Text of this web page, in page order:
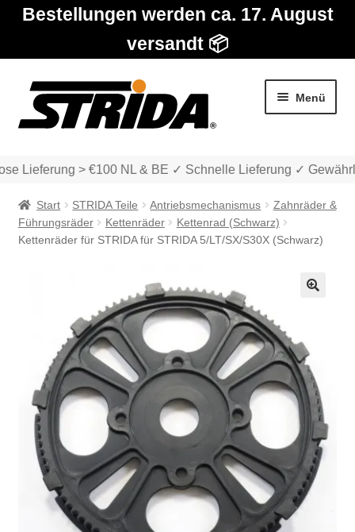
Bestellungen werden ca. 17. August
versandt 📦
Zur
Navigation
springen
Zum
Inhalt
springen
Menü
Account & Support
Warenkorb
SALE
Lieferung > €100 NL & BE ✓ Schnelle Lieferung ✓
Start STRIDA Teile Antriebsmechanismus
Zahnräder &
Führungsräder
Kettenräder
Kettenrad (Schwarz)
Kettenräder für STRIDA für STRIDA 5/LT/SX/S30X (Schwarz)